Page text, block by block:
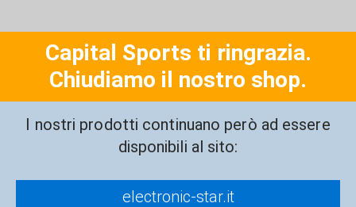
Capital Sports ti ringrazia.
Chiudiamo il nostro shop.
I nostri prodotti continuano però ad essere
disponibili al sito:
electronic-star.it